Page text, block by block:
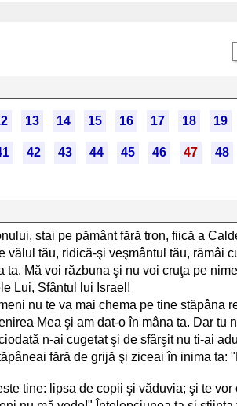
13 14 15 16 17 18 19
42 43 44 45 46 47 48
stai pe pământ fără tron, fiică a
vălul tău, ridică-şi veşmântul tău, rămâi
Mă voi răzbuna şi nu voi cruţa pe
Lui, Sfântul lui Israel!
nu te va mai chema pe tine stăpâna
Mea şi am dat-o în mâna ta. Dar
n-ai cugetat şi de sfârşit nu ti-ai
fără de grijă şi ziceai în inima
tine: lipsa de copii şi văduvia; şi te